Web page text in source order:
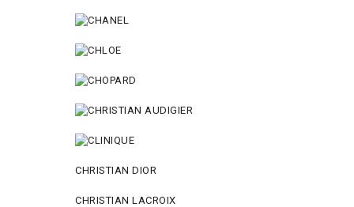
CHRISTIAN DIOR
CHRISTIAN LACROIX